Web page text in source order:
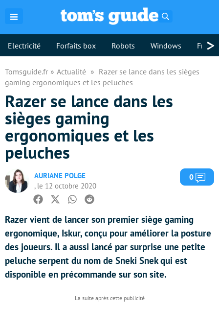
Electricité Forfaits box Robots Windows >
Tomsguide.fr Actualité
Razer se lance dans les sièges
gaming ergonomiques et les peluches
Razer se lance dans les
sièges gaming
ergonomiques et les
peluches
AURIANE POLGE
, le 12 octobre 2020
0
Facebook
TwitterWhatsapp
Reddit
Razer vient de lancer son premier siège gaming
ergonomique, Iskur, conçu pour améliorer la posture
des joueurs. Il a aussi lancé par surprise une petite
peluche serpent du nom de Sneki Snek qui est
disponible en précommande sur son site.